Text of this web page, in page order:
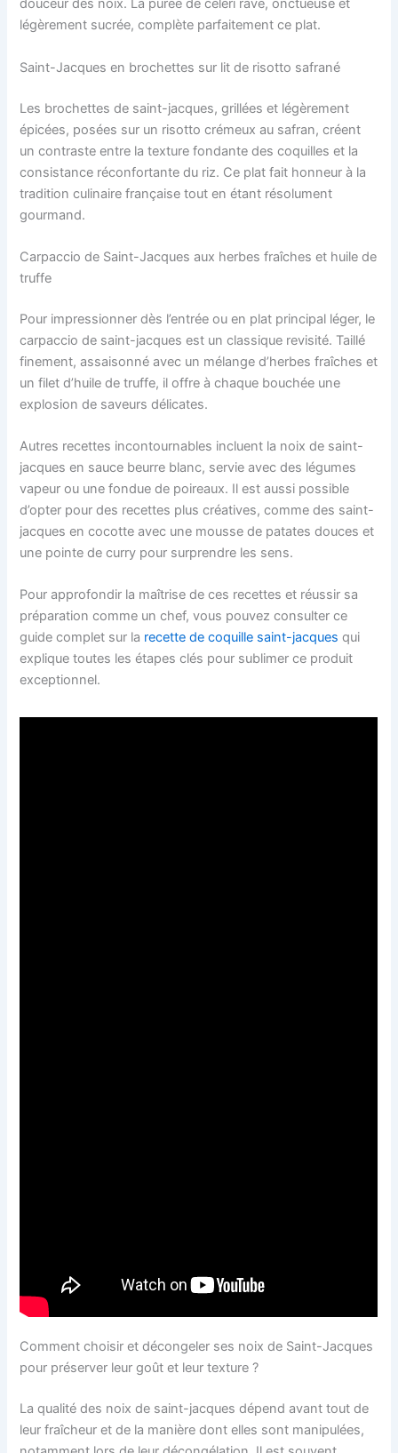
douceur des noix. La purée de céleri rave, onctueuse et
légèrement sucrée, complète parfaitement ce plat.
Saint-Jacques en brochettes sur lit de risotto safrané
Les brochettes de saint-jacques, grillées et légèrement
épicées, posées sur un risotto crémeux au safran, créent
un contraste entre la texture fondante des coquilles et la
consistance réconfortante du riz. Ce plat fait honneur à la
tradition culinaire française tout en étant résolument
gourmand.
Carpaccio de Saint-Jacques aux herbes fraîches et huile de
truffe
Pour impressionner dès l’entrée ou en plat principal léger, le
carpaccio de saint-jacques est un classique revisité. Taillé
finement, assaisonné avec un mélange d’herbes fraîches et
un filet d’huile de truffe, il offre à chaque bouchée une
explosion de saveurs délicates.
Autres recettes incontournables incluent la noix de saint-
jacques en sauce beurre blanc, servie avec des légumes
vapeur ou une fondue de poireaux. Il est aussi possible
d’opter pour des recettes plus créatives, comme des saint-
jacques en cocotte avec une mousse de patates douces et
une pointe de curry pour surprendre les sens.
Pour approfondir la maîtrise de ces recettes et réussir sa
préparation comme un chef, vous pouvez consulter ce
guide complet sur la recette de coquille saint-jacques qui
explique toutes les étapes clés pour sublimer ce produit
exceptionnel.
Comment choisir et décongeler ses noix de Saint-Jacques
pour préserver leur goût et leur texture ?
La qualité des noix de saint-jacques dépend avant tout de
leur fraîcheur et de la manière dont elles sont manipulées,